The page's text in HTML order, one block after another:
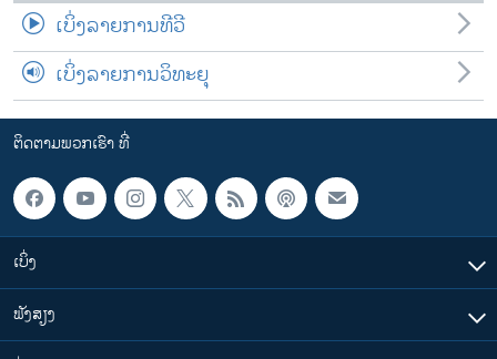
ເບິ່ງລາຍການທີວີ
ເບິ່ງລາຍການວິທະຍຸ
ຕິດຕາມພວກເຮົາ ທີ່
ເບິ່ງ
ຟັງສຽງ